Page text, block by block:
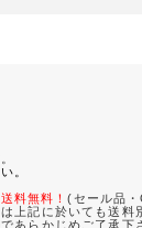
。
料無料！(セール品
上記に於いても送料
あらかじめご了承下